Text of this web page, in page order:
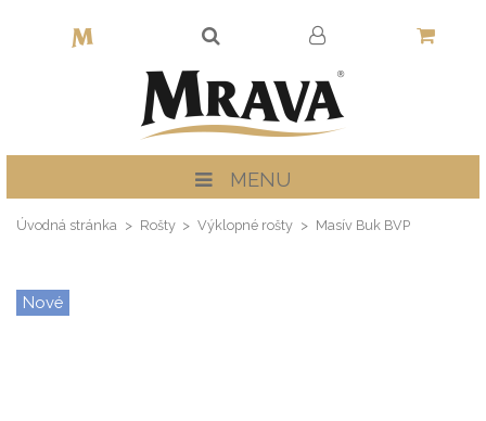
MENU
Úvodná stránka Rošty Výklopné rošty Masív Buk BVP
Nové